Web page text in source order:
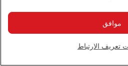
تعريف الارتباط
موافق